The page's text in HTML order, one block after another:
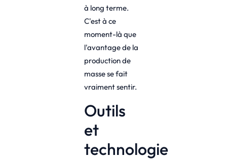
à long terme.
C'est à ce
moment-là que
l'avantage de la
production de
masse se fait
vraiment sentir.
Outils
et
technologie